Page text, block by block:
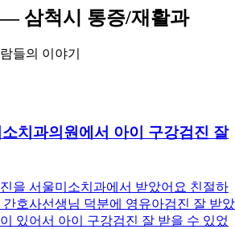
삼척시 통증/재활과
들의 이야기
치과의원에서 아이 구강검진 잘
을 서울미소치과에서 받았어요 친절하
호사선생님 덕분에 영유아검진 잘 받았
있어서 아이 구강검진 잘 받을 수 있었